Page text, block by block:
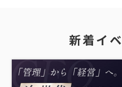
新着イ